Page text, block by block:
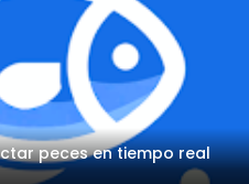
peces en tiempo real